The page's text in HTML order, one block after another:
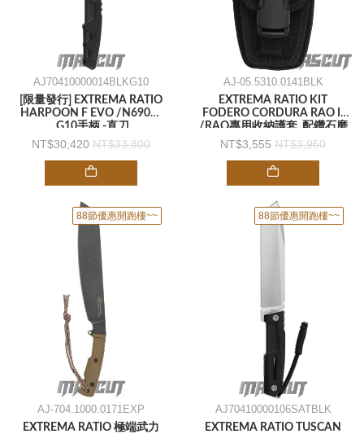
AJ70410000014BLKG10
[限量發行] EXTREMA RATIO
HARPOON F EVO /N690鋼
.G10手柄 -直刀
30,420 33,800
AJ-05.5310.0141BLK
EXTREMA RATIO KIT
FODERO CORDURA RAO II
/RAO專用收納護套 .配鑽石磨
刀器 -護套
3,555 3,950
88節優惠開跑樓~~
AJ-704.1000.0171EXP
EXTREMA RATIO 極端武力
88節優惠開跑樓~~
AJ70410000106SATBLK
EXTREMA RATIO TUSCAN